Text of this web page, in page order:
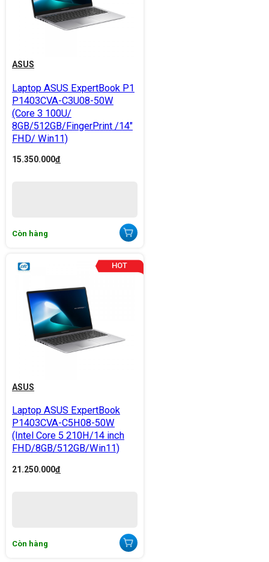
ASUS
Laptop ASUS ExpertBook P1
P1403CVA-C3U08-50W
(Core 3 100U/
8GB/512GB/FingerPrint /14"
FHD/ Win11)
15.350.000đ
Còn hàng
ASUS
Laptop ASUS ExpertBook
P1403CVA-C5H08-50W
(Intel Core 5 210H/14 inch
FHD/8GB/512GB/Win11)
21.250.000đ
Còn hàng